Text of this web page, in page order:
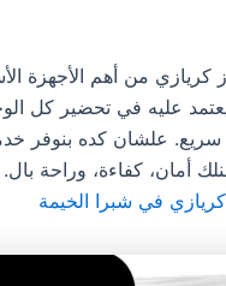
كريازي من أهم الأجهزة
عليه في تحضير كل
علشان كده بنوفر
أمان، كفاءة، وراحة
كريازي في شبرا الخيمة